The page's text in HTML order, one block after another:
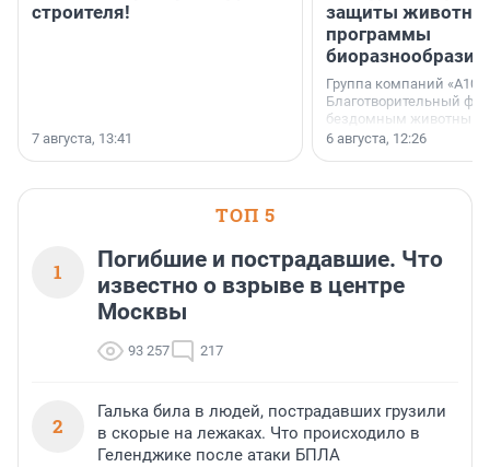
строителя!
7 августа, 13:41
защиты
программы
биоразнообразия
Группа компаний
Благотворительный
бездомным животным
заключили соглашение
6 августа, 12:26
ТОП 5
1
Погибшие и пострадавшие. Что
известно о взрыве в центре
Москвы
93 257 217
2
Галька била в людей, пострадавших грузили
в скорые на лежаках. Что происходило в
Геленджике после атаки БПЛА